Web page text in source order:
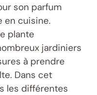
son parfum
en cuisine.
plante
jardiniers
à prendre
Dans cet
les différentes